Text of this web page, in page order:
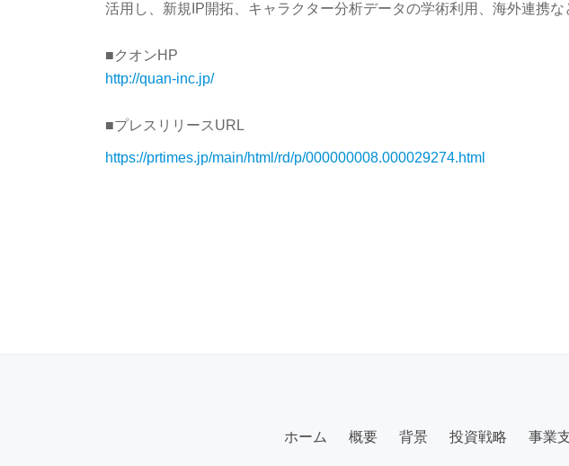
活用し、新規IP開拓、キャラクター分析データの学術利用、海外連携な
■クオンHP
http://quan-inc.jp/
■プレスリリースURL
https://prtimes.jp/main/html/rd/p/000000008.000029274.html
ホーム 概要 背景 投資戦略 事業